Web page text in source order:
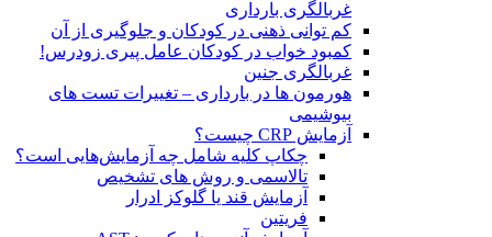
غربالگری بارداری
کم توانی ذهنی در کودکان و جلوگیری از آن
کمبود خواب در کودکان عامل پیری زودرس!
غربالگری جنین
هورمون ها در بارداری – تغییرات تست های
بیوشیمی
آزمایش CRP چیست؟
چکاپ کلیه شامل چه آزمایش‌هایی است؟
تالاسمی و روش های تشخیص
آزمایش قند یا گلوکز ادرار
فریتین